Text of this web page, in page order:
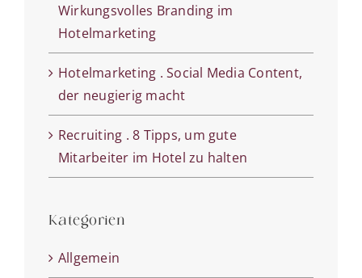
Wirkungsvolles Branding im
Hotelmarketing
Hotelmarketing . Social Media Content,
der neugierig macht
Recruiting . 8 Tipps, um gute
Mitarbeiter im Hotel zu halten
Kategorien
Allgemein